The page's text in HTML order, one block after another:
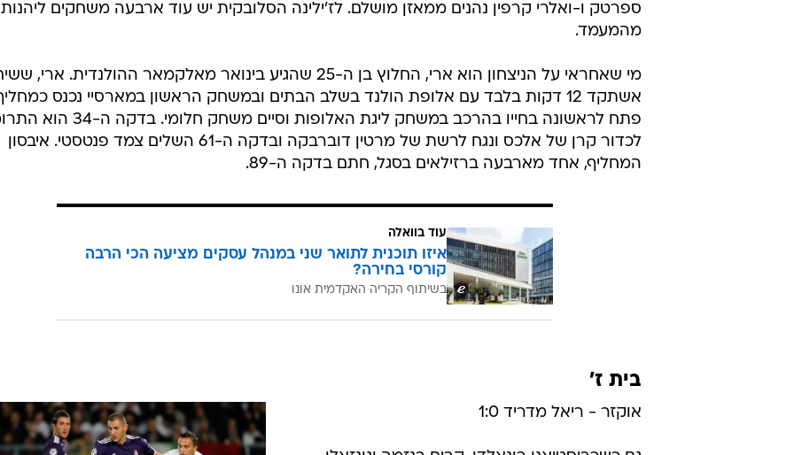
ספרטק ו-ואלרי קרפין נהנים ממאזן מושלם. לז'ילינה הסלובקית יש עוד ארבעה משחקים ליהנות
מהמעמד.
מי שאחראי על הניצחון הוא ארי, החלוץ בן ה-25 שהגיע בינואר מאלקמאר ההולנדית. ארי,
אשתקד 12 דקות בלבד עם אלופת הולנד בשלב הבתים ובמשחק הראשון במארסיי נכנס
פתח לראשונה בחייו בהרכב במשחק ליגת האלופות וסיים משחק
לכדור קרן של אלכס ונגח לרשת של מרטין דוברבקה ובדקה ה-61 השלים צמד פנטסטי. איבסון
המחליף, אחד מארבעה ברזילאים בסגל, חתם בדקה ה-89.
עוד בוואלה
איזו תוכנית לתואר שני במנהל עסקים מציעה הכי הרבה
קורסי בחירה?
בשיתוף הקריה האקדמית אונו
בית ז'
אוקזר - ריאל מדריד 1:0